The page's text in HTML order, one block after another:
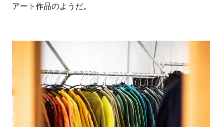
アート作品のようだ。